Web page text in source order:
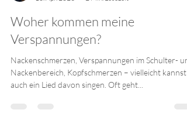
10. Apr. 2023
2 Min. Lesezeit
Woher kommen meine
Verspannungen?
Nackenschmerzen, Verspannungen im Schulter-
Nackenbereich, Kopfschmerzen – vielleicht kannst du